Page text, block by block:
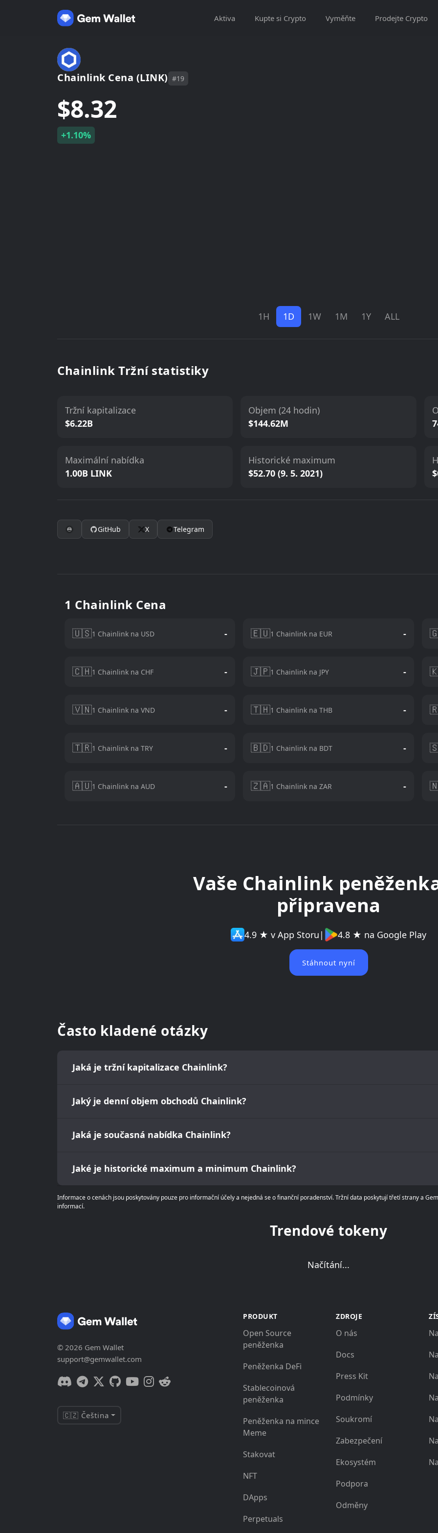
Aktiva Kupte si Crypto Vyměňte Prodejte Crypto
Chainlink Cena (LINK) #19
$8.32
+1.10%
1H 1D 1W 1M 1Y ALL
Chainlink Tržní statistiky
Tržní kapitalizace
$6.22B
Objem (24 hodin)
$144.62M
Maximální nabídka
1.00B LINK
Historické maximum
$52.70 (9. 5. 2021)
GitHub X Telegram
1 Chainlink Cena
🇺🇸1 Chainlink na USD - 🇪🇺1 Chainlink na EUR -
🇨🇭1 Chainlink na CHF - 🇯🇵1 Chainlink na JPY -
🇻🇳1 Chainlink na VND - 🇹🇭1 Chainlink na THB -
🇹🇷1 Chainlink na TRY - 🇧🇩1 Chainlink na BDT -
🇦🇺1 Chainlink na AUD - 🇿🇦1 Chainlink na ZAR -
Vaše Chainlink
připravena
4.9 ★ v App Storu | 4.8 ★ na Google Play
Stáhnout nyní
Často kladené otázky
Jaká je tržní kapitalizace Chainlink?
Jaký je denní objem obchodů Chainlink?
Jaká je současná nabídka Chainlink?
Jaké je historické maximum a minimum Chainlink?
Informace o cenách jsou poskytovány pouze pro informační účely a nejedná se o finanční poradenství. Tržní data poskytují třetí strany a
informací.
Trendové tokeny
Načítání...
© 2026 Gem Wallet
support@gemwallet.com
🇨🇿 Čeština
PRODUKT
Open Source
peněženka
Peněženka DeFi
Stablecoinová
peněženka
Peněženka na mince
Meme
Stakovat
NFT
DApps
Perpetuals
ZDROJE
O nás
Docs
Press Kit
Podmínky
Soukromí
Zabezpečení
Ekosystém
Podpora
Odměny